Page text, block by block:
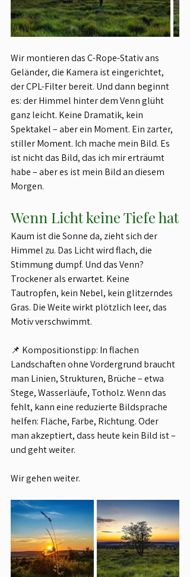
Wir montieren das C-Rope-Stativ ans
Geländer, die Kamera ist eingerichtet,
der CPL-Filter bereit. Und dann beginnt
es: der Himmel hinter dem Venn glüht
ganz leicht. Keine Dramatik, kein
Spektakel – aber ein Moment. Ein zarter,
stiller Moment. Ich mache mein Bild. Es
ist nicht das Bild, das ich mir erträumt
habe – aber es ist mein Bild an diesem
Morgen.
Wenn Licht keine Tiefe hat
Kaum ist die Sonne da, zieht sich der
Himmel zu. Das Licht wird flach, die
Stimmung dumpf. Und das Venn?
Trockener als erwartet. Keine
Tautropfen, kein Nebel, kein glitzerndes
Gras. Die Weite wirkt plötzlich leer, das
Motiv verschwimmt.
📌 Kompositionstipp: In flachen
Landschaften ohne Vordergrund braucht
man Linien, Strukturen, Brüche – etwa
Stege, Wasserläufe, Totholz. Wenn das
fehlt, kann eine reduzierte Bildsprache
helfen: Fläche, Farbe, Richtung. Oder
man akzeptiert, dass heute kein Bild ist –
und geht weiter.
Wir gehen weiter.